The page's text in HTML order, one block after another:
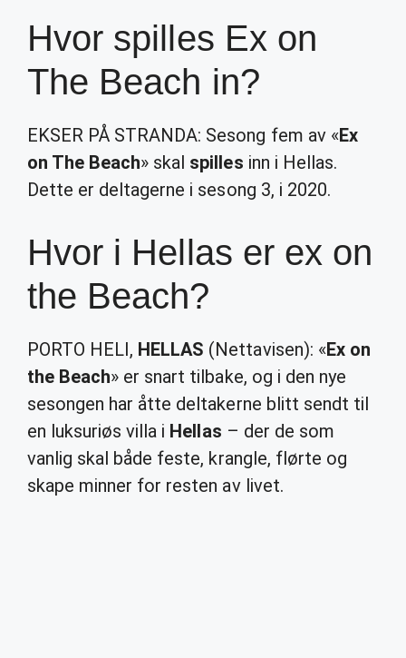
Hvor spilles Ex on
The Beach in?
EKSER PÅ STRANDA: Sesong fem av «Ex
on The Beach» skal spilles inn i Hellas.
Dette er deltagerne i sesong 3, i 2020.
Hvor i Hellas er ex on
the Beach?
PORTO HELI, HELLAS (Nettavisen): «Ex on
the Beach» er snart tilbake, og i den nye
sesongen har åtte deltakerne blitt sendt til
en luksuriøs villa i Hellas – der de som
vanlig skal både feste, krangle, flørte og
skape minner for resten av livet.